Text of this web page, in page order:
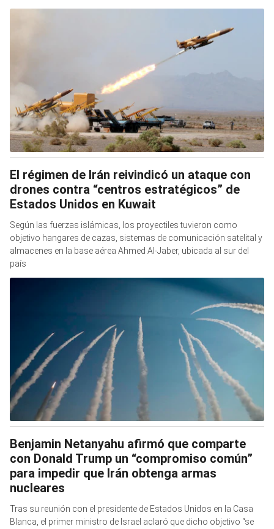
El régimen de Irán reivindicó un ataque con
drones contra “centros estratégicos” de
Estados Unidos en Kuwait
Según las fuerzas islámicas, los proyectiles tuvieron como
objetivo hangares de cazas, sistemas de comunicación satelital y
almacenes en la base aérea Ahmed Al-Jaber, ubicada al sur del
país
Benjamin Netanyahu afirmó que comparte
con Donald Trump un “compromiso común”
para impedir que Irán obtenga armas
nucleares
Tras su reunión con el presidente de Estados Unidos en la Casa
Blanca, el primer ministro de Israel aclaró que dicho objetivo “se